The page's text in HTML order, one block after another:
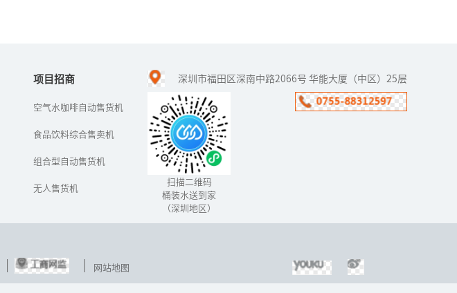
空气制水机也叫空气造水
福能达空气与水科技发展
空气制水设备。它是通过
净水器行业从落地到中国
开始，一直以骄人的姿态
前进着，这些年来也取得
了相当大的成绩。但随着
净水器市场的竞争不断激
烈化，生产...
项目招商
空气水咖啡自动售货机
食品饮料综合售卖机
组合型自动售货机
无人售货机
深圳市福田区深南中路2066号 华能大厦（中区）25层
扫描二维码
桶装水送到家
（深圳地区）
网站地图